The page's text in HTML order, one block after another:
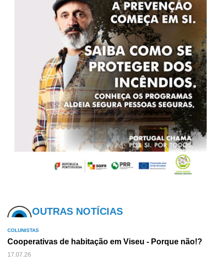
OUTRAS NOTÍCIAS
COLUNISTAS
Cooperativas de habitação em Viseu - Porque não!?
17.07.26